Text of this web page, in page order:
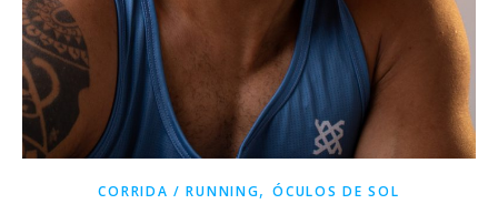
CORRIDA / RUNNING,ÓCULOS DE SOL